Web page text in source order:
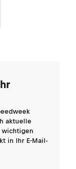
aktuelle
wichtigen
in Ihr E-Mail-